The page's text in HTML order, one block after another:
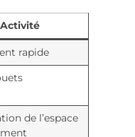
Activité
rapide
de l’espace